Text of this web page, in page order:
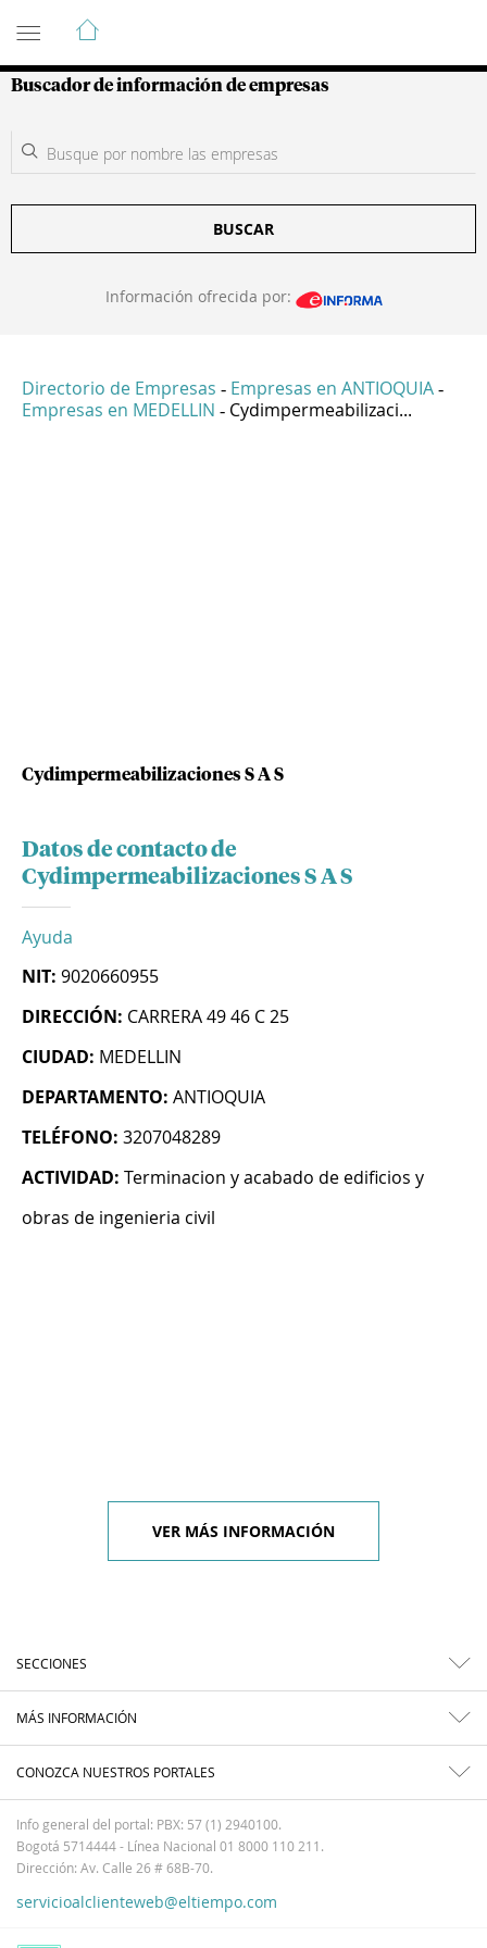
Guía de Empresas Colombianas
Buscador de información de empresas
BUSCAR
Información ofrecida por:
Directorio de Empresas - Empresas en ANTIOQUIA -
Empresas en MEDELLIN - Cydimpermeabilizaci...
Cydimpermeabilizaciones S A S
Datos de contacto de
Cydimpermeabilizaciones S A S
Ayuda
NIT: 9020660955
DIRECCIÓN: CARRERA 49 46 C 25
CIUDAD: MEDELLIN
DEPARTAMENTO: ANTIOQUIA
TELÉFONO: 3207048289
ACTIVIDAD: Terminacion y acabado de edificios y
obras de ingenieria civil
VER MÁS INFORMACIÓN
SECCIONES
MÁS INFORMACIÓN
CONOZCA NUESTROS PORTALES
Info general del portal: PBX: 57 (1) 2940100.
Bogotá 5714444 - Línea Nacional 01 8000 110 211.
Dirección: Av. Calle 26 # 68B-70.
servicioalclienteweb@eltiempo.com